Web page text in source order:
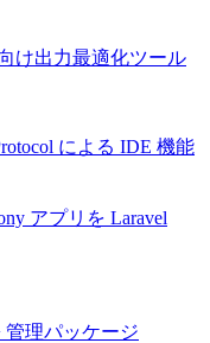
け出力最適化ツール
による IDE 機能
アプリを Laravel
管理パッケージ